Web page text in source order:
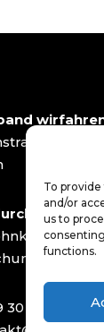
To
and/or
us to
functions.
78
30